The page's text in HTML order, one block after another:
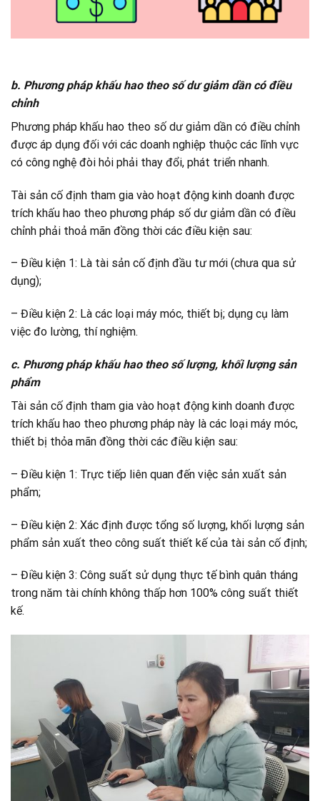
b. Phương pháp khấu hao theo số dư giảm dần có điều
chỉnh
Phương pháp khấu hao theo số dư giảm dần có điều chỉnh
được áp dụng đối với các doanh nghiệp thuộc các lĩnh vực
có công nghệ đòi hỏi phải thay đổi, phát triển nhanh.
Tài sản cố định tham gia vào hoạt động kinh doanh được
trích khấu hao theo phương pháp số dư giảm dần có điều
chỉnh phải thoả mãn đồng thời các điều kiện sau:
– Điều kiện 1: Là tài sản cố định đầu tư mới (chưa qua sử
dụng);
– Điều kiện 2: Là các loại máy móc, thiết bị; dụng cụ làm
việc đo lường, thí nghiệm.
c. Phương pháp khấu hao theo số lượng, khối lượng sản
phẩm
Tài sản cố định tham gia vào hoạt động kinh doanh được
trích khấu hao theo phương pháp này là các loại máy móc,
thiết bị thỏa mãn đồng thời các điều kiện sau:
– Điều kiện 1: Trực tiếp liên quan đến việc sản xuất sản
phẩm;
– Điều kiện 2: Xác định được tổng số lượng, khối lượng sản
phẩm sản xuất theo công suất thiết kế của tài sản cố định;
– Điều kiện 3: Công suất sử dụng thực tế bình quân tháng
trong năm tài chính không thấp hơn 100% công suất thiết
kế.